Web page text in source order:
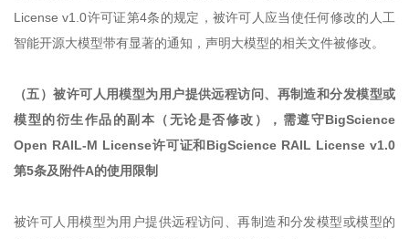
License v1.0许可证第4条的规定，被许可人应当使任何修改的人工
智能开源大模型带有显著的通知，声明大模型的相关文件被修改。
（五）被许可人用模型为用户提供远程访问、再制造和分发模型或
模型的衍生作品的副本（无论是否修改），需遵守BigScience
Open RAIL-M License许可证和BigScience RAIL License v1.0
第5条及附件A的使用限制
被许可人用模型为用户提供远程访问、再制造和分发模型或模型的